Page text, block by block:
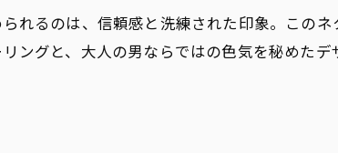
れるのは、信頼感と洗練された印象。この
ングと、大人の男ならではの色気を秘めた